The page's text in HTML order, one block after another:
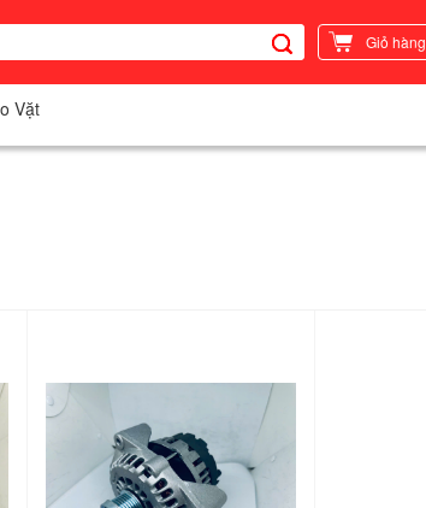
Giỏ hàng
Vặt